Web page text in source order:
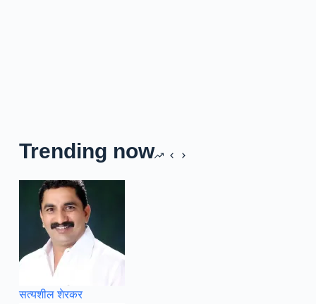
Trending now
सत्यशील शेरकर